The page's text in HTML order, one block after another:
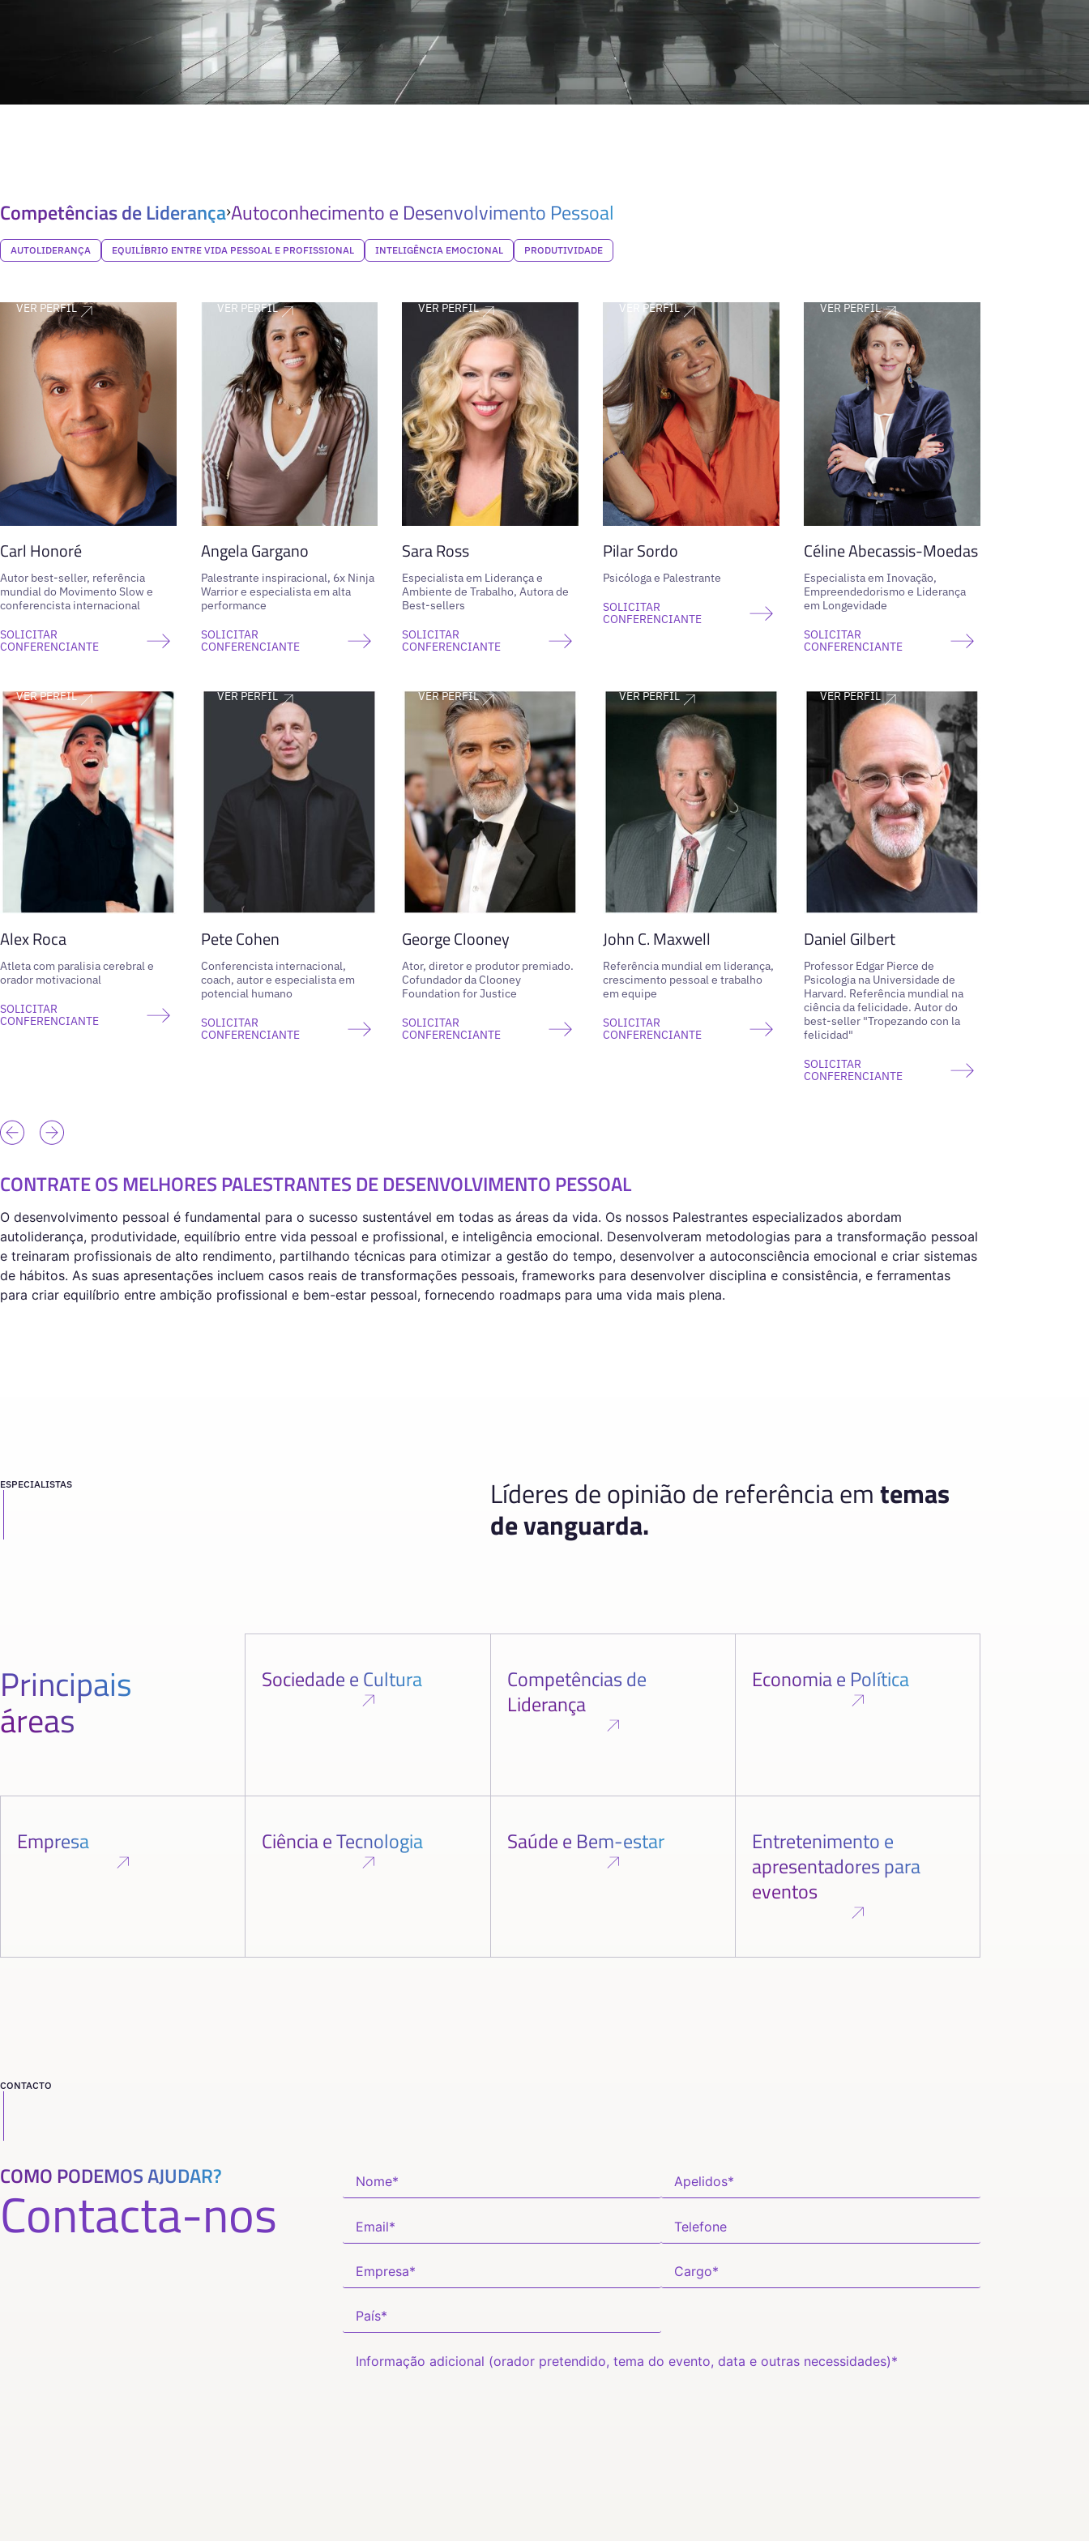
Competências de LiderançaAutoconhecimento e Desenvolvimento Pessoal
AUTOLIDERANÇA EQUILÍBRIO ENTRE VIDA PESSOAL E PROFISSIONAL INTELIGÊNCIA EMOCIONAL PRODUTIVIDADE
VER PERFIL
Carl Honoré
Autor best-seller, referência
mundial do Movimento Slow e
conferencista internacional
SOLICITAR
CONFERENCIANTE
VER PERFIL
Angela Gargano
Palestrante inspiracional, 6x Ninja
Warrior e especialista em alta
performance
SOLICITAR
CONFERENCIANTE
VER PERFIL
Sara Ross
Especialista em Liderança e
Ambiente de Trabalho, Autora de
Best-sellers
SOLICITAR
CONFERENCIANTE
VER PERFIL
Pilar Sordo
Psicóloga e Palestrante
SOLICITAR
CONFERENCIANTE
VER PERFIL
Céline Abecassis-Moedas
Especialista em Inovação,
Empreendedorismo e Liderança
em Longevidade
SOLICITAR
CONFERENCIANTE
VER PERFIL
Alex Roca
Atleta com paralisia cerebral e
orador motivacional
SOLICITAR
CONFERENCIANTE
VER PERFIL
Pete Cohen
Conferencista internacional,
coach, autor e especialista em
potencial humano
SOLICITAR
CONFERENCIANTE
VER PERFIL
George Clooney
Ator, diretor e produtor premiado.
Cofundador da Clooney
Foundation for Justice
SOLICITAR
CONFERENCIANTE
VER PERFIL
John C. Maxwell
Referência mundial em liderança,
crescimento pessoal e trabalho
em equipe
SOLICITAR
CONFERENCIANTE
VER PERFIL
Daniel Gilbert
Professor Edgar Pierce de
Psicologia na Universidade de
Harvard. Referência mundial na
ciência da felicidade. Autor do
best-seller "Tropezando con la
felicidad"
SOLICITAR
CONFERENCIANTE
CONTRATE OS MELHORES PALESTRANTES DE DESENVOLVIMENTO PESSOAL
O desenvolvimento pessoal é fundamental para o sucesso sustentável em todas as áreas da vida. Os nossos Palestrantes especializados abordam
autoliderança, produtividade, equilíbrio entre vida pessoal e profissional, e inteligência emocional. Desenvolveram metodologias para a transformação pessoal
e treinaram profissionais de alto rendimento, partilhando técnicas para otimizar a gestão do tempo, desenvolver a autoconsciência emocional e criar sistemas
de hábitos. As suas apresentações incluem casos reais de transformações pessoais, frameworks para desenvolver disciplina e consistência, e ferramentas
para criar equilíbrio entre ambição profissional e bem-estar pessoal, fornecendo roadmaps para uma vida mais plena.
ESPECIALISTAS Líderes de opinião de referência emtemas
de vanguarda.
Principais
áreas
Sociedade e Cultura
Competências de
Liderança
Economia e Política
Empresa Ciência e Tecnologia Saúde e Bem-estar
Entretenimento e
apresentadores para
eventos
CONTACTO
COMO PODEMOS AJUDAR?
Contacta-nos